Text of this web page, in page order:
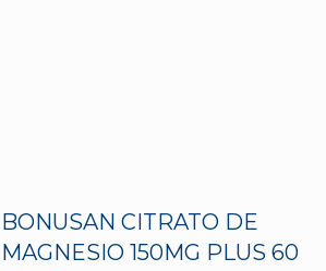
BONUSAN CITRATO DE
MAGNESIO 150MG PLUS 60